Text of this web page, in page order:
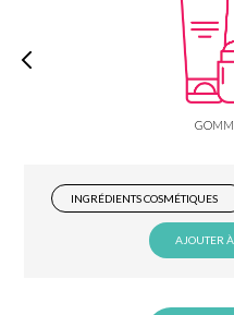
INGRÉDIENTS COSMÉTIQUES
AJOUTER